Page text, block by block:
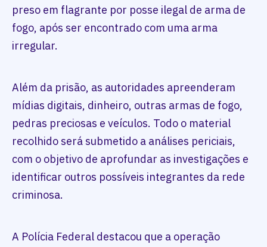
preso em flagrante por posse ilegal de arma de
fogo, após ser encontrado com uma arma
irregular.
Além da prisão, as autoridades apreenderam
mídias digitais, dinheiro, outras armas de fogo,
pedras preciosas e veículos. Todo o material
recolhido será submetido a análises periciais,
com o objetivo de aprofundar as investigações e
identificar outros possíveis integrantes da rede
criminosa.
A Polícia Federal destacou que a operação